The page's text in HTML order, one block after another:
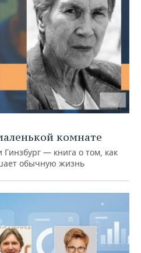
комнате
— книга о том, как
обычную жизнь